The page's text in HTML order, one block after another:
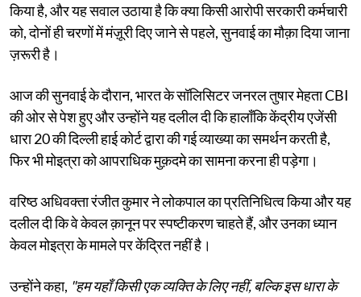
किया है, और यह सवाल उठाया है कि क्या किसी आरोपी सरकारी कर्मचारी
को, दोनों ही चरणों में मंज़ूरी दिए जाने से पहले, सुनवाई का मौक़ा दिया जाना
ज़रूरी है।
आज की सुनवाई के दौरान, भारत के सॉलिसिटर जनरल तुषार मेहता CBI
की ओर से पेश हुए और उन्होंने यह दलील दी कि हालाँकि केंद्रीय एजेंसी
धारा 20 की दिल्ली हाई कोर्ट द्वारा की गई व्याख्या का समर्थन करती है,
फिर भी मोइत्रा को आपराधिक मुक़दमे का सामना करना ही पड़ेगा।
वरिष्ठ अधिवक्ता रंजीत कुमार ने लोकपाल का प्रतिनिधित्व किया और यह
दलील दी कि वे केवल क़ानून पर स्पष्टीकरण चाहते हैं, और उनका ध्यान
केवल मोइत्रा के मामले पर केंद्रित नहीं है।
उन्होंने कहा, "हम यहाँ किसी एक व्यक्ति के लिए नहीं, बल्कि इस धारा के